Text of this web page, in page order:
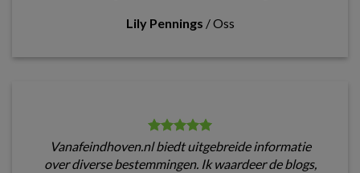
Lily Pennings /Oss
Vanafeindhoven.nl biedt uitgebreide informatie
over diverse bestemmingen. Ik waardeer de blogs,